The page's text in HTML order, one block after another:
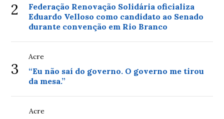
2
Federação Renovação Solidária oficializa
Eduardo Velloso como candidato ao Senado
durante convenção em Rio Branco
3
Acre
“Eu não saí do governo. O governo me tirou
da mesa.”
Acre